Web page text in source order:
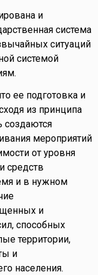
и
система
ситуаций
системой
ее подготовка и
из принципа
создаются
мероприятий
от уровня
средств
и в нужном
и
способных
территории,
и
населения.